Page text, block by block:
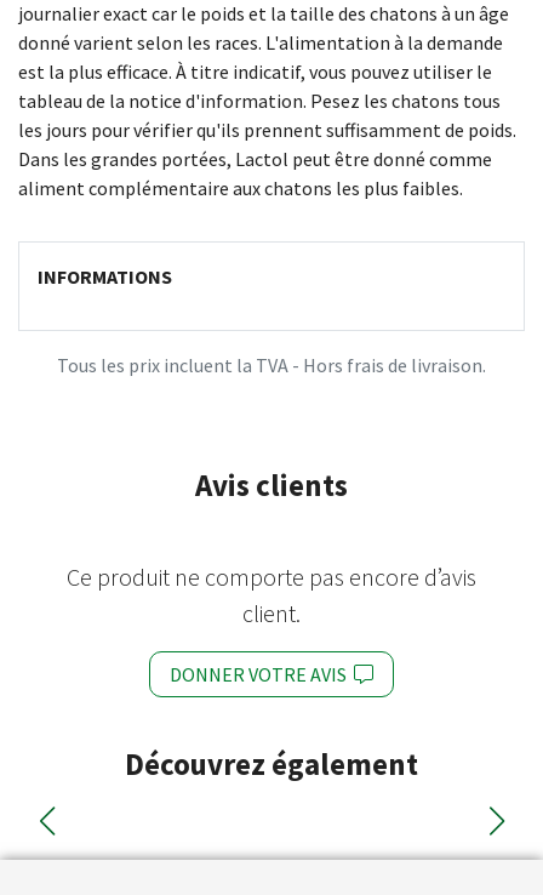
journalier exact car le poids et la taille des chatons à un âge
donné varient selon les races. L'alimentation à la demande
est la plus efficace. À titre indicatif, vous pouvez utiliser le
tableau de la notice d'information. Pesez les chatons tous
les jours pour vérifier qu'ils prennent suffisamment de poids.
Dans les grandes portées, Lactol peut être donné comme
aliment complémentaire aux chatons les plus faibles.
INFORMATIONS
Tous les prix incluent la TVA - Hors frais de livraison.
Avis clients
Ce produit ne comporte pas encore d’avis
client.
DONNER VOTRE AVIS
Découvrez également